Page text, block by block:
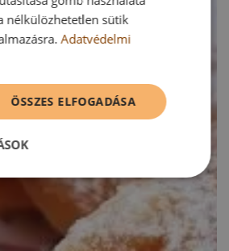
nélkülözhetetlen sütik
Adatvédelmi
ÖSSZES ELFOGADÁSA